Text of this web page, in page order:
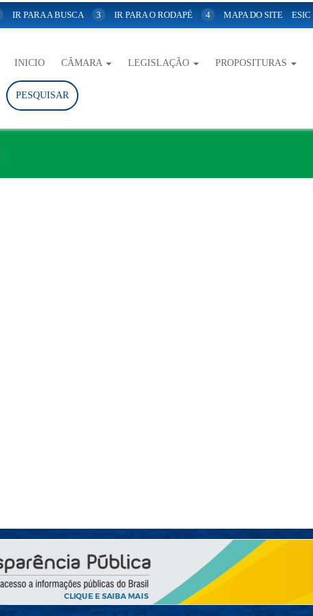
IR PARA A BUSCA 3 IR PARA O RODAPÉ 4 MAPA DO SITE ESIC
INICIO CÂMARA LEGISLAÇÃO PROPOSITURAS
PESQUISAR